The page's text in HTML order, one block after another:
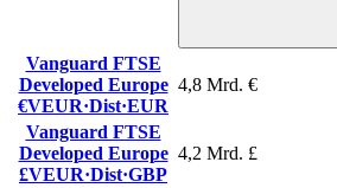
Vanguard FTSE
Developed Europe
€VEUR·Dist·EUR
4,8 Mrd. €
Vanguard FTSE
Developed Europe
£VEUR·Dist·GBP
4,2 Mrd. £